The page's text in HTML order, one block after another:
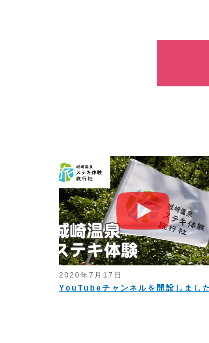
2020年7月17日
YouTubeチャンネルを開設しまし